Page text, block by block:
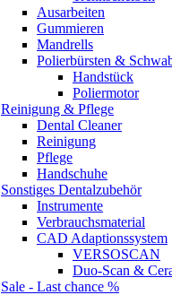
Ausarbeiten
Gummieren
Mandrells
Polierbürsten &
Handstück
Poliermotor
Reinigung & Pflege
Dental Cleaner
Reinigung
Pflege
Handschuhe
Sonstiges Dentalzubehör
Instrumente
Verbrauchsmaterial
CAD Adaptionssystem
VERSOSCAN
Duo-Scan &
Sale - Last chance %